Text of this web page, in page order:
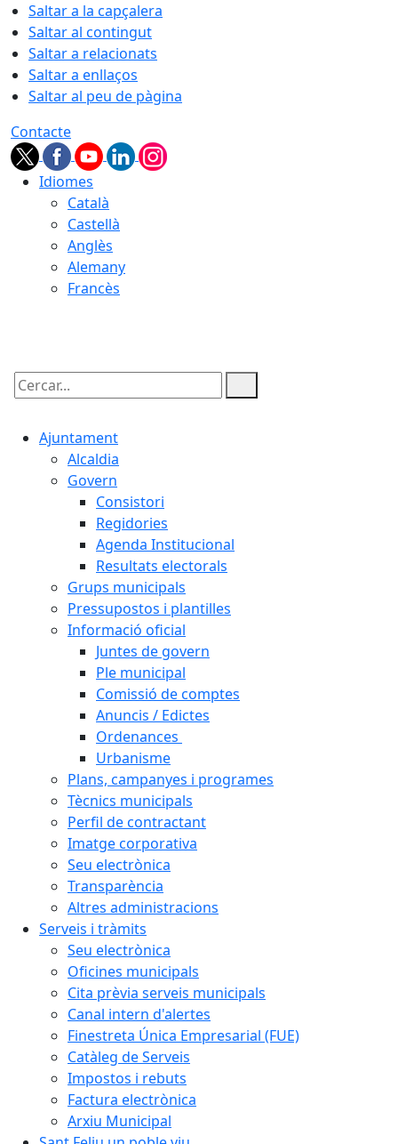
Saltar a la capçalera
Saltar al contingut
Saltar a relacionats
Saltar a enllaços
Saltar al peu de pàgina
Contacte
Idiomes
Català
Castellà
Anglès
Alemany
Francès
Cercar:
Ajuntament
Alcaldia
Govern
Consistori
Regidories
Agenda Institucional
Resultats electorals
Grups municipals
Pressupostos i plantilles
Informació oficial
Juntes de govern
Ple municipal
Comissió de comptes
Anuncis / Edictes
Ordenances
Urbanisme
Plans, campanyes i programes
Tècnics municipals
Perfil de contractant
Imatge corporativa
Seu electrònica
Transparència
Altres administracions
Serveis i tràmits
Seu electrònica
Oficines municipals
Cita prèvia serveis municipals
Canal intern d'alertes
Finestreta Única Empresarial (FUE)
Catàleg de Serveis
Impostos i rebuts
Factura electrònica
Arxiu Municipal